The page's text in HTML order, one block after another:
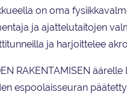
on oma
ja ajattelutaitojen
ja harjoittelee
RAKENTAMISEN
espoolaisseuran